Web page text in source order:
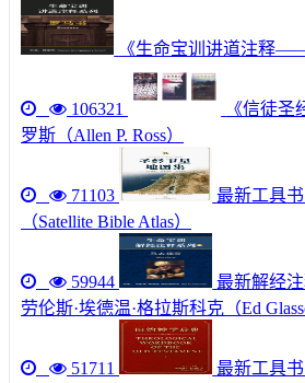
《生命宝训讲道注释
106321
《信徒
罗斯（Allen P. Ross）
71103
最新工具
（Satellite Bible Atlas）
59944
最新解经
劳伦斯·埃德温·格拉斯科克（Ed
51711
最新工具